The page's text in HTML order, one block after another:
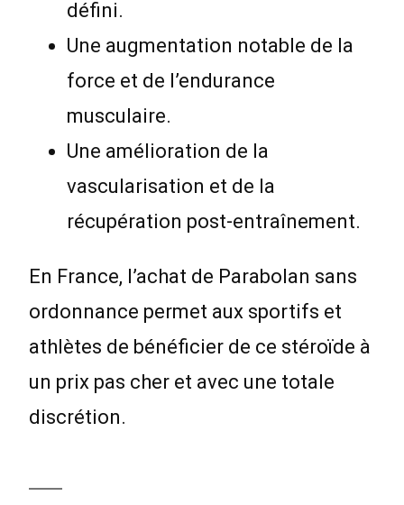
défini.
Une augmentation notable de la
force et de l’endurance
musculaire.
Une amélioration de la
vascularisation et de la
récupération post-entraînement.
En France, l’achat de Parabolan sans
ordonnance permet aux sportifs et
athlètes de bénéficier de ce stéroïde à
un prix pas cher et avec une totale
discrétion.